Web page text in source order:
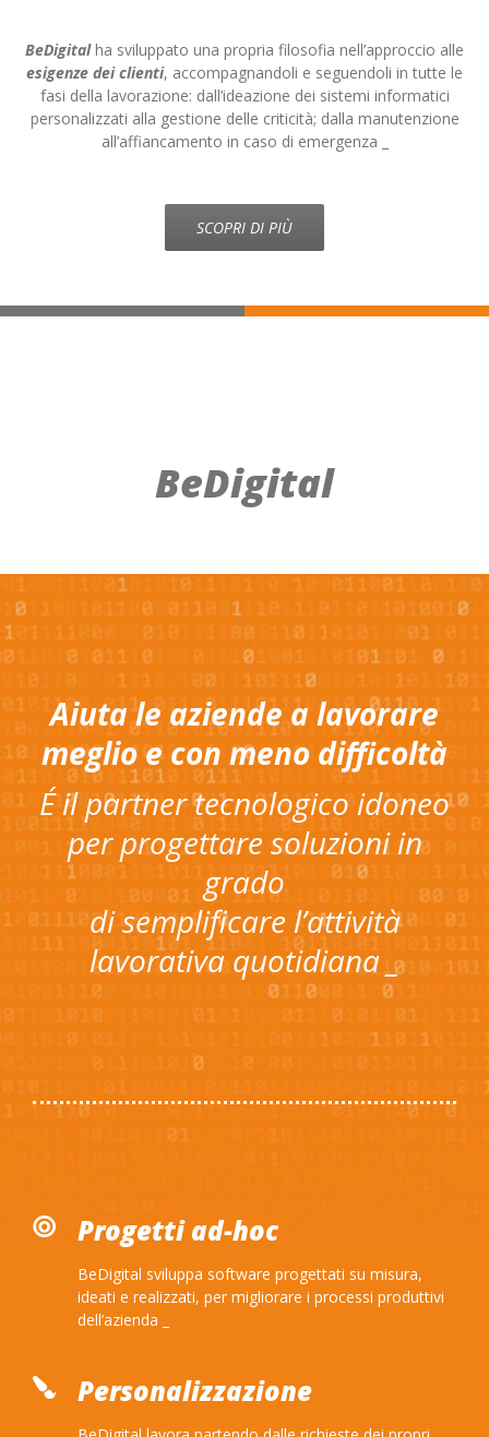
BeDigital ha sviluppato una propria filosofia nell’approccio alle
esigenze dei clienti, accompagnandoli e seguendoli in tutte le
fasi della lavorazione: dall’ideazione dei sistemi informatici
personalizzati alla gestione delle criticità; dalla manutenzione
all’affiancamento in caso di emergenza _
SCOPRI DI PIÙ
BeDigital
Aiuta le aziende a lavorare
meglio e con meno difficoltà
É il partner tecnologico idoneo
per progettare soluzioni in
grado
di semplificare l’attività
lavorativa quotidiana _
Progetti ad-hoc
BeDigital sviluppa software progettati su misura,
ideati e realizzati, per migliorare i processi produttivi
dell’azienda _
Personalizzazione